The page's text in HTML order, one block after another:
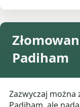
Padiham
Zazwyczaj można